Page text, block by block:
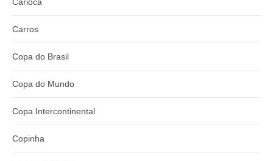
Carros
Copa do Brasil
Copa do Mundo
Copa Intercontinental
Copinha